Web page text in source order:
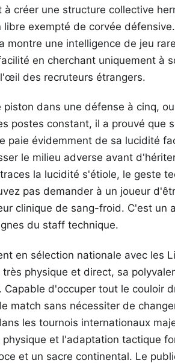
créer une structure collective
exempté de corvée
montre une intelligence de jeu
en cherchant uniquement à
des recruteurs étrangers.
dans une défense à cinq,
postes constant, il a prouvé que
paie évidemment de sa lucidité
le milieu adverse avant
la lucidité s'étiole, le geste
pas demander à un joueur
clinique de sang-froid. C'est un
du staff technique.
en sélection nationale avec les
physique et direct, sa
d'occuper tout le couloir
match sans nécessiter de
les tournois internationaux
et l'adaptation tactique
et un sacre continental. Le